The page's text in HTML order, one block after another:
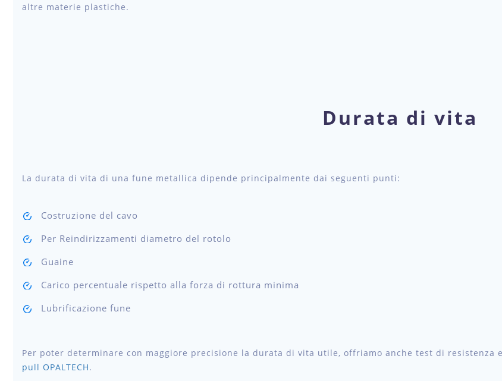
altre materie plastiche.
Durata di vita
La durata di vita di una fune metallica dipende principalmente dai seguenti punti:
Costruzione del cavo
Per Reindirizzamenti diametro del rotolo
Guaine
Carico percentuale rispetto alla forza di rottura minima
Lubrificazione fune
Per poter determinare con maggiore precisione la durata di vita utile, offriamo anche test di resistenza
pull OPALTECH.